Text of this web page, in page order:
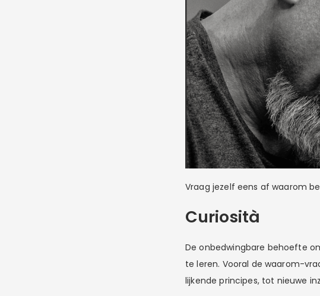
Vraag jezelf eens af waarom
Curiosità
De onbedwingbare behoefte
te leren. Vooral de waarom-
lijkende principes, tot nieuwe